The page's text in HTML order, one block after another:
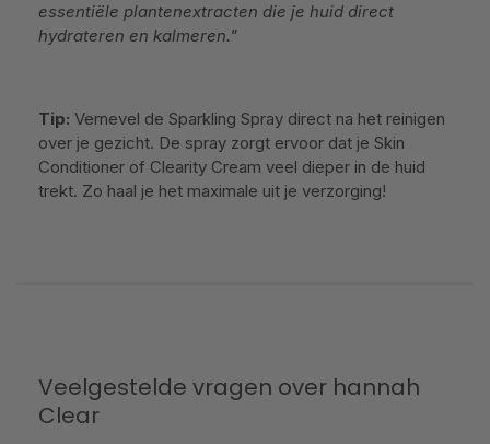
essentiële plantenextracten die je huid direct
hydrateren en kalmeren."
Tip: Vernevel de Sparkling Spray direct na het reinigen
over je gezicht. De spray zorgt ervoor dat je Skin
Conditioner of Clearity Cream veel dieper in de huid
trekt. Zo haal je het maximale uit je verzorging!
Veelgestelde vragen over hannah
Clear